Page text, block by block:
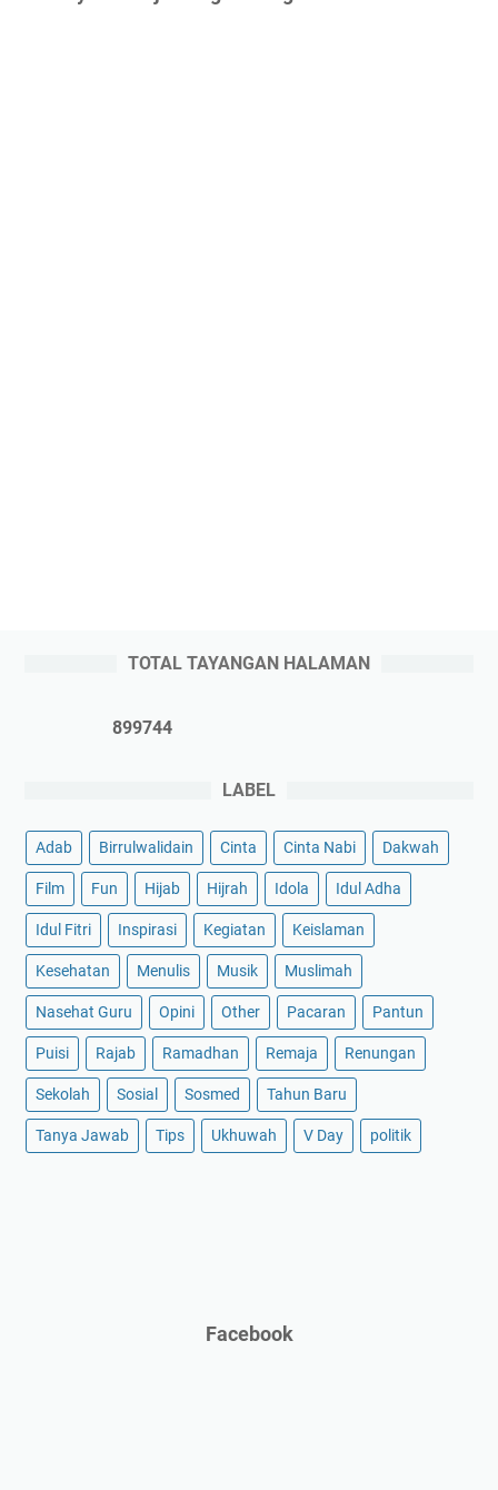
TOTAL TAYANGAN HALAMAN
899744
LABEL
Adab Birrulwalidain Cinta Cinta Nabi Dakwah
Film Fun Hijab Hijrah Idola Idul Adha
Idul Fitri Inspirasi Kegiatan Keislaman
Kesehatan Menulis Musik Muslimah
Nasehat Guru Opini Other Pacaran Pantun
Puisi Rajab Ramadhan Remaja Renungan
Sekolah Sosial Sosmed Tahun Baru
Tanya Jawab Tips Ukhuwah V Day politik
Facebook